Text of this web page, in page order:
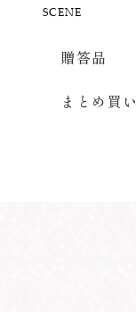
SCENE
贈答品
まとめ買い